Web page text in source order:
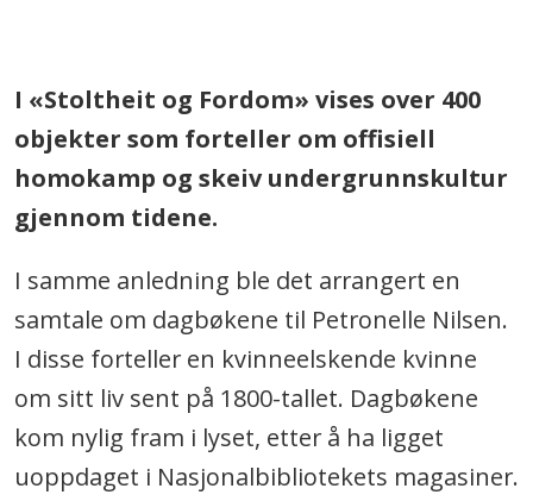
I «Stoltheit og Fordom» vises over 400
objekter som forteller om offisiell
homokamp og skeiv undergrunnskultur
gjennom tidene.
I samme anledning ble det arrangert en
samtale om dagbøkene til Petronelle Nilsen.
I disse forteller en kvinneelskende kvinne
om sitt liv sent på 1800-tallet. Dagbøkene
kom nylig fram i lyset, etter å ha ligget
uoppdaget i Nasjonalbibliotekets magasiner.